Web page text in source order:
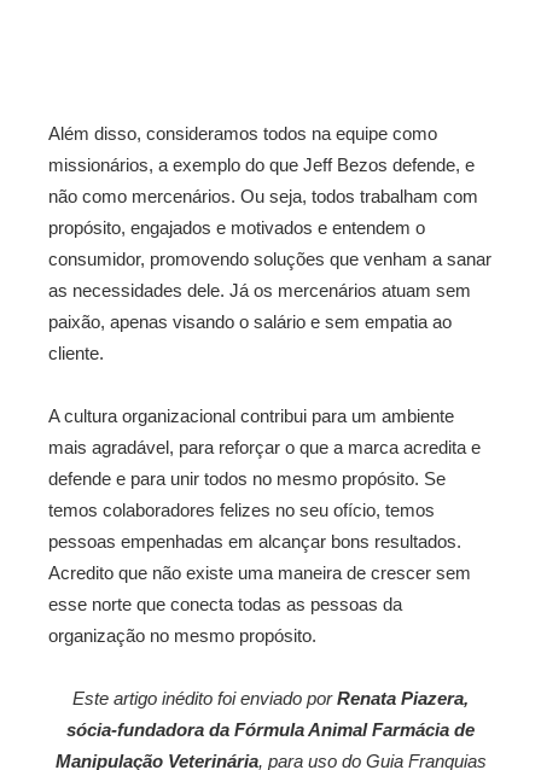
Além disso, consideramos todos na equipe como
missionários, a exemplo do que Jeff Bezos defende, e
não como mercenários. Ou seja, todos trabalham com
propósito, engajados e motivados e entendem o
consumidor, promovendo soluções que venham a sanar
as necessidades dele. Já os mercenários atuam sem
paixão, apenas visando o salário e sem empatia ao
cliente.
A cultura organizacional contribui para um ambiente
mais agradável, para reforçar o que a marca acredita e
defende e para unir todos no mesmo propósito. Se
temos colaboradores felizes no seu ofício, temos
pessoas empenhadas em alcançar bons resultados.
Acredito que não existe uma maneira de crescer sem
esse norte que conecta todas as pessoas da
organização no mesmo propósito.
Este artigo inédito foi enviado porRenata Piazera,
sócia-fundadora da Fórmula Animal Farmácia de
Manipulação Veterinária, para uso do Guia Franquias